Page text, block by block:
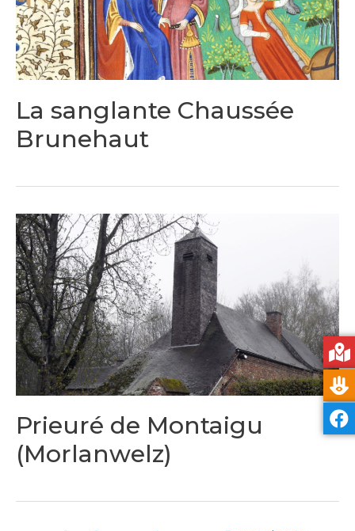
La sanglante Chaussée
Brunehaut
Prieuré de Montaigu
(Morlanwelz)